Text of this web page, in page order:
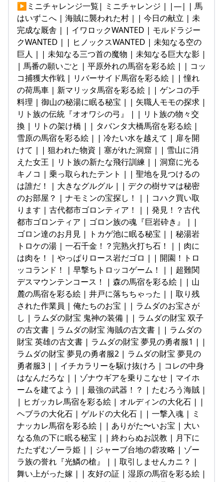
▶ミニチャレンジ一覧| ミニチャレンジ | |—| | 馬
はいずこへ | 海賊に襲われた村 | | 今日の献立 | 未
完成な厩舎 | | イワロックWANTED | モルドラジー
クWANTED | | ヒノックスWANTED | 未知なる空の
巨人 | | 未知なる三つ首の魔物 | 未知なる巨大な影 |
| 馬番の願いごと | 平原外れの馬宿を彩る絵 | | コッ
コ捕獲大作戦 | リバーサイド馬宿を彩る絵 | | 憧れ
の荷馬車 | 新マリッタ馬宿を彩る絵 | | ゲンコの手
料理 | 御山の秘湯に眠る秘宝 | | 矢職人モモの探求 |
リト族の伝統『オオワシの弓』 | | リト族の物々交
換 | リトの架け橋 | | タバンタ大橋馬宿を彩る絵 |
雪原の馬宿を彩る絵 | | 冷たい水を越えて | 扉を開
けて | | 狙われた物資 | 塞がれた洞窟 | | 雪山に消
えた女王 | リト族の新たな飛行訓練 | | 洞窟に光る
キノコ | 乗っ取られたテント | | 聖地を見つけるの
は誰だ！ | 大きなグルグル | | デクの樹サマは秘密
のお部屋？ | ナモミンの宝探し！ | | コハク買い取
ります | 古代都市ゴロンティア！ | | 発見！？古代
都市ゴロンティア | ゴロン族の魂『巨岩砕き』 | |
ゴロン達のお月見 | トカゲ池に眠る秘宝 | | 秘湯岩
トロケの湯 | 一石千金！？完熟火打ち石！ | | 肉に
は肉を！ | やっぱりロース岩だゴロ | | 開園！トロ
ッコランド！ | 早撃ちトロッコゲーム！ | | 超難関
デスマウンテンコース！ | 森の馬宿を彩る絵 | | 山
麓の馬宿を彩る絵 | 井戸に落ちちゃった | | 取り残
された作業員 | 俺たちのお宝 | | ラムダのお宝さが
し | ラムダの財宝 鬼神の装備 | | ラムダの財宝 双子
の古文書 | ラムダの財宝 海賊の古文書 | | ラムダの
財宝 英雄の古文書 | ラムダの財宝 夢見の勇者服1 | |
ラムダの財宝 夢見の勇者服2 | ラムダの財宝 夢見の
勇者服3 | | イチカラリーを駆け抜けろ | コレの中身
はなんだろな | | ゾナウギアを乗りこなせ | マイホ
ームを建てよう | | 最強の武器！？ | たむろう海賊 |
| ヒガッカレ馬宿を彩る絵 | オルディンの大化石 | |
ヘブラの大化石 | ゲルドの大化石 | | 一撃入魂 | ミ
ナッカレ馬宿を彩る絵 | | ありがた〜いお宝 | 大い
なる魚の下に眠る秘宝 | | 終わらぬお説教 | 月下に
たたずむゾーラ姫 | | ジャーブ台地の砦攻略 | ゾー
ラ族の誉れ『光鱗の槍』 | | 取引しませんカニ？ |
舞い上がった嫁 | | 友好の証 | 湿原の馬宿を彩る絵 |